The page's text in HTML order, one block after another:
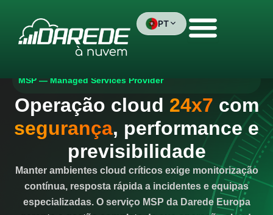
content
PT
Brasil
Portugal
España
English
MSP — Managed Services Provider
Operação cloud 24x7 com
segurança, performance e
previsibilidade
Manter ambientes cloud críticos exige monitorização
contínua, resposta rápida a incidentes e equipas
especializadas. O serviço MSP da Darede Europa